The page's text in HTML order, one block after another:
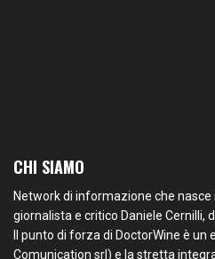
CHI SIAMO
Network di informazione che nasce
giornalista e critico Daniele Cernilli,
Il punto di forza di DoctorWine è
Comunication srl) e la stretta